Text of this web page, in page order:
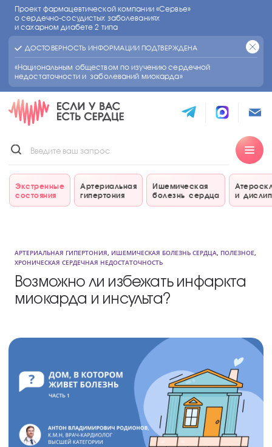
Проект фармацевтической компании «Сервье»
о сердечно-сосудистых заболеваниях
и сахарном диабете 2 типа
ДОСТОВЕРНОСТЬ ИНФОРМАЦИИ ПОДТВЕРЖДЕНА
«Национальным обществом по изучению сердечной
недостаточности и заболеваний миокарда»
Экстренные
состояния
Артериальная
гипертония
Ишемическая
болезнь сердца
и
АРТЕРИАЛЬНАЯ ГИПЕРТОНИЯ, ИШЕМИЧЕСКАЯ БОЛЕЗНЬ СЕРДЦА, ПОЛЕЗНОЕ,
ХРОНИЧЕСКАЯ СЕРДЕЧНАЯ НЕДОСТАТОЧНОСТЬ
Возможно ли избежать инфаркта
миокарда и инсульта?